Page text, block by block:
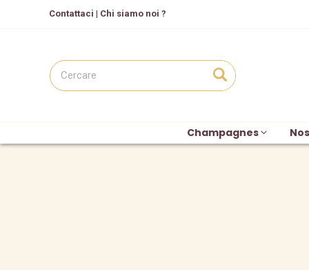
Contattaci | Chi siamo noi ?
Champagnes